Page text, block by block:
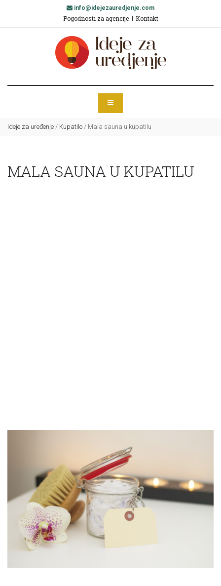
info@idejezauredjenje.com
Pogodnosti za agencije Kontakt
Ideje za uređenje / Kupatilo / Mala sauna u kupatilu
MALA SAUNA U KUPATILU